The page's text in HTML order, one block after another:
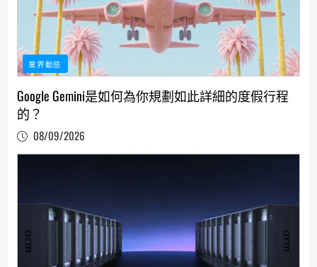
業界動態
Google Gemini是如何為你規劃如此詳細的度假行程
的？
08/09/2026